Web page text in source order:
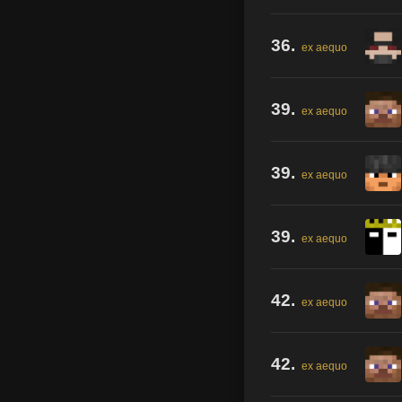
36. ex aequo
39. ex aequo
39. ex aequo
39. ex aequo
42. ex aequo
42. ex aequo